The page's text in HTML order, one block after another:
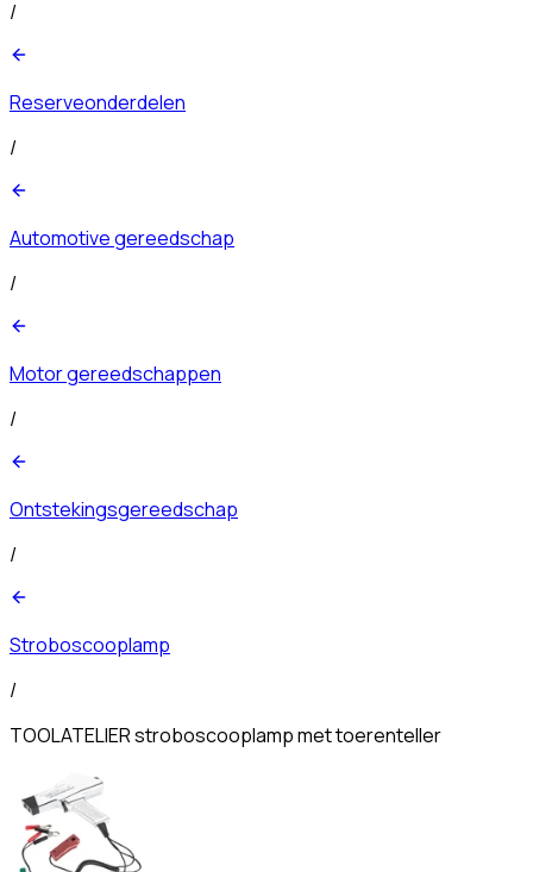
/
Reserveonderdelen
/
Automotive gereedschap
/
Motor gereedschappen
/
Ontstekingsgereedschap
/
Stroboscooplamp
/
TOOLATELIER stroboscooplamp met toerenteller